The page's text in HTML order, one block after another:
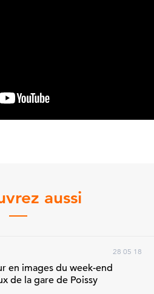
aussi
28 05 18
en images du week-end
de la gare de Poissy